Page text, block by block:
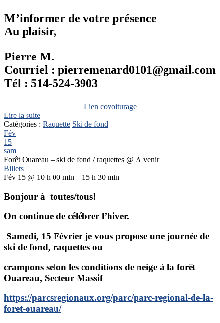
M’informer de votre présence
Au plaisir,
Pierre M.
Courriel : pierremenard0101@gmail.com
Tél : 514-524-3903
Lien covoiturage
Lire la suite
Catégories : Raquette Ski de fond
Fév
15
sam
Forêt Ouareau – ski de fond / raquettes @ À venir
Billets
Fév 15 @ 10 h 00 min – 15 h 30 min
Bonjour à toutes/tous!
On continue de célébrer l’hiver.
Samedi, 15 Février je vous propose une journée de
ski de fond, raquettes ou
crampons selon les conditions de neige à la forêt
Ouareau, Secteur Massif
https://parcsregionaux.org/parc/parc-regional-de-la-
foret-ouareau/